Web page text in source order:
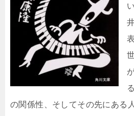
の関係性、そしてその先にある